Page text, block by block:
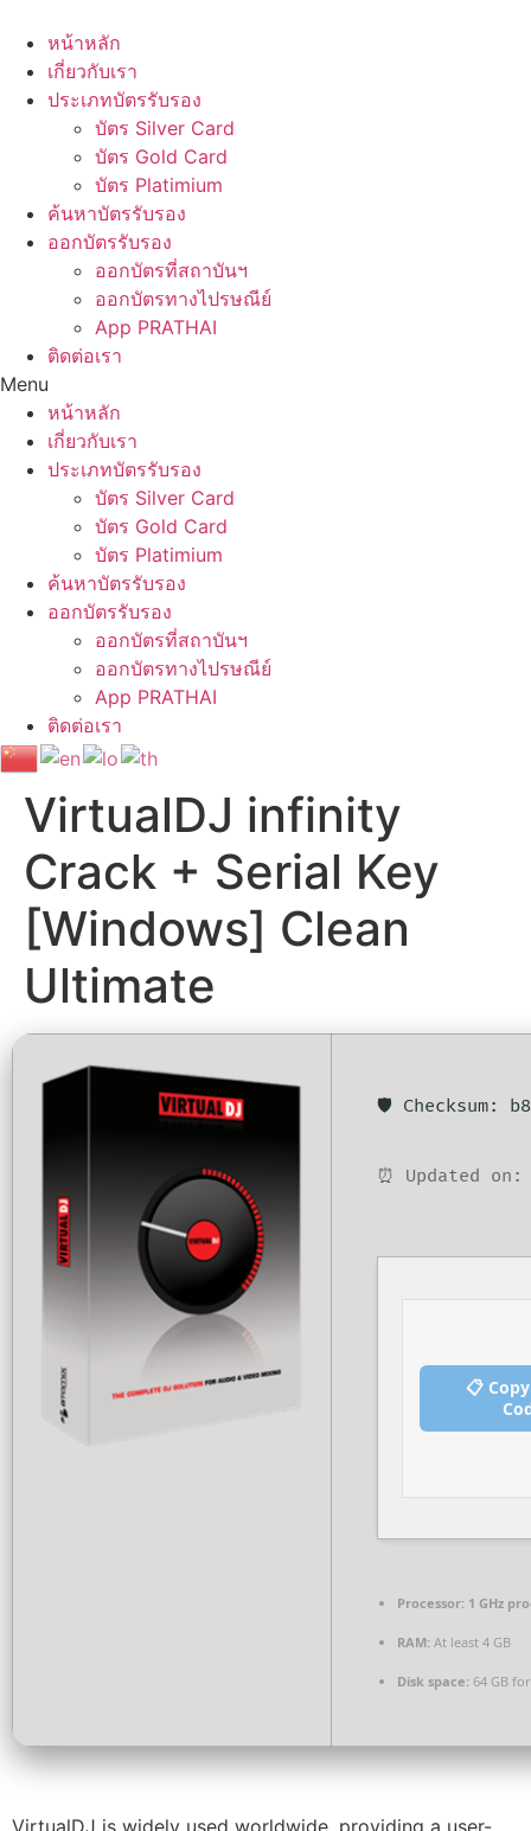
content
หน้าหลัก
เกี่ยวกับเรา
ประเภทบัตรรับรอง
บัตร Silver Card
บัตร Gold Card
บัตร Platimium
ค้นหาบัตรรับรอง
ออกบัตรรับรอง
ออกบัตรที่สถาบันฯ
ออกบัตรทางไปรษณีย์
App PRATHAI
ติดต่อเรา
Menu
หน้าหลัก
เกี่ยวกับเรา
ประเภทบัตรรับรอง
บัตร Silver Card
บัตร Gold Card
บัตร Platimium
ค้นหาบัตรรับรอง
ออกบัตรรับรอง
ออกบัตรที่สถาบันฯ
ออกบัตรทางไปรษณีย์
App PRATHAI
ติดต่อเรา
VirtualDJ infinity
Crack + Serial Key
[Windows] Clean
Ultimate
🛡️ Checksum:
⏰ Updated on:
📋
Processor: 1 GHz
RAM: At least 4 GB
Disk space: 64 GB
VirtualDJ is widely used worldwide, providing a user-